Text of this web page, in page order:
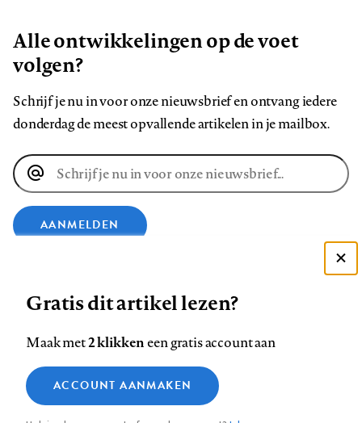
Alle ontwikkelingen op de voet
volgen?
Schrijf je nu in voor onze nieuwsbrief en ontvang iedere
donderdag de meest opvallende artikelen in je mailbox.
E-
mailadres
AANMELDEN
op
Facebook
op
LinkedIn
op
Bluesky
ons
op
InstagramYouTube
Footer
Contact Colofon Disclaimer Privacy
Medische vragen verdienen
betrouwbare antwoorden
Zie onze cookie policy
Functionele cookies
Analytische cookies
Gratis dit artikel lezen?
Maak met2 klikkeneen gratis account aan
ACCOUNT AANMAKEN